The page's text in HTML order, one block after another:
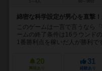
綿密な科学設定が男心を直撃
このゲームは一言で言うなら
ームの終了条件は16ラウンド
1番勝利点を稼いだ人が勝利で
20
興味あり
31
経験あり